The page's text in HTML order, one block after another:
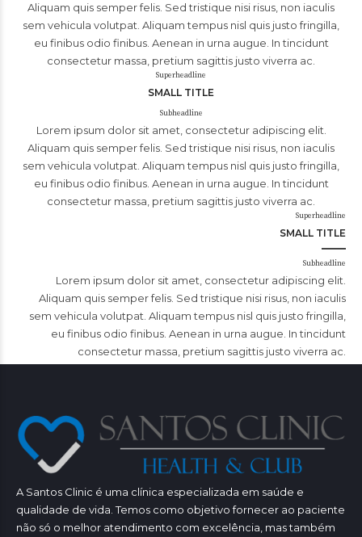
Aliquam quis semper felis. Sed tristique nisi risus, non iaculis
sem vehicula volutpat. Aliquam tempus nisl quis justo fringilla,
eu finibus odio finibus. Aenean in urna augue. In tincidunt
consectetur massa, pretium sagittis justo viverra ac.
Superheadline
SMALL TITLE
Subheadline
Lorem ipsum dolor sit amet, consectetur adipiscing elit.
Aliquam quis semper felis. Sed tristique nisi risus, non iaculis
sem vehicula volutpat. Aliquam tempus nisl quis justo fringilla,
eu finibus odio finibus. Aenean in urna augue. In tincidunt
consectetur massa, pretium sagittis justo viverra ac.
Superheadline
SMALL TITLE
Subheadline
Lorem ipsum dolor sit amet, consectetur adipiscing elit.
Aliquam quis semper felis. Sed tristique nisi risus, non iaculis
sem vehicula volutpat. Aliquam tempus nisl quis justo fringilla,
eu finibus odio finibus. Aenean in urna augue. In tincidunt
consectetur massa, pretium sagittis justo viverra ac.
A Santos Clinic é uma clínica especializada em saúde e
qualidade de vida. Temos como objetivo fornecer ao paciente
não só o melhor atendimento com excelência, mas também